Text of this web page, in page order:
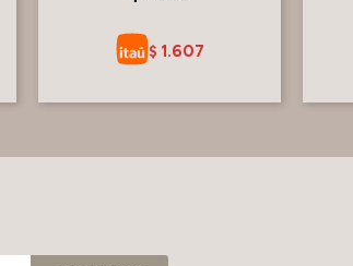
$ 1.607